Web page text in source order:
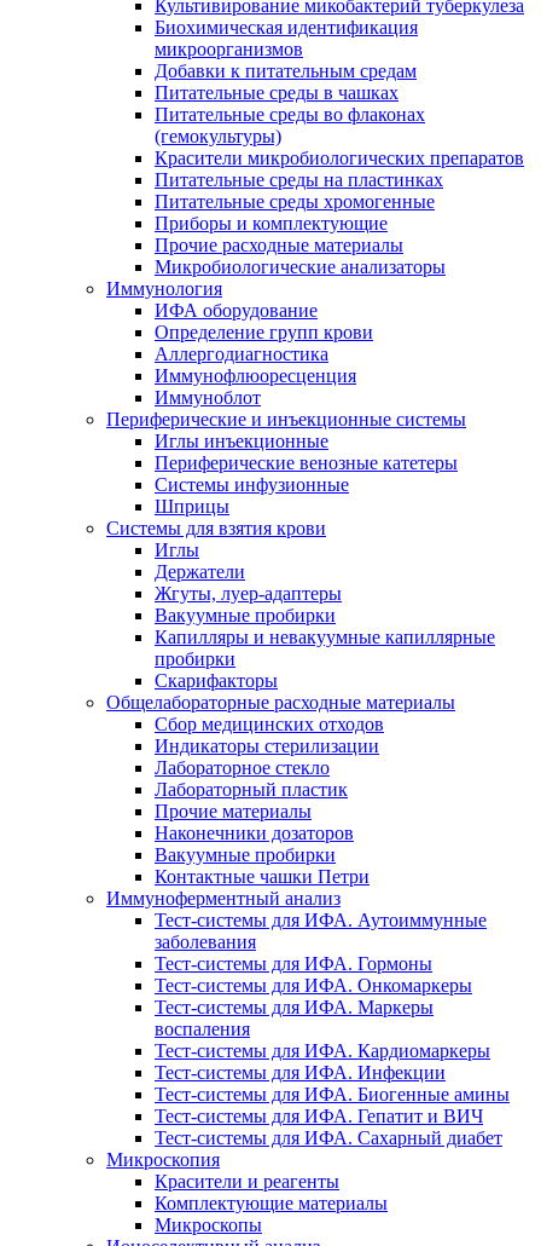
Культивирование микобактерий туберкулеза
Биохимическая идентификация
микроорганизмов
Добавки к питательным средам
Питательные среды в чашках
Питательные среды во флаконах
(гемокультуры)
Красители микробиологических препаратов
Питательные среды на пластинках
Питательные среды хромогенные
Приборы и комплектующие
Прочие расходные материалы
Микробиологические анализаторы
Иммунология
ИФА оборудование
Определение групп крови
Аллергодиагностика
Иммунофлюоресценция
Иммуноблот
Периферические и инъекционные системы
Иглы инъекционные
Периферические венозные катетеры
Системы инфузионные
Шприцы
Системы для взятия крови
Иглы
Держатели
Жгуты, луер-адаптеры
Вакуумные пробирки
Капилляры и невакуумные капиллярные
пробирки
Скарифакторы
Общелабораторные расходные материалы
Сбор медицинских отходов
Индикаторы стерилизации
Лабораторное стекло
Лабораторный пластик
Прочие материалы
Наконечники дозаторов
Вакуумные пробирки
Контактные чашки Петри
Иммуноферментный анализ
Тест-системы для ИФА. Аутоиммунные
заболевания
Тест-системы для ИФА. Гормоны
Тест-системы для ИФА. Онкомаркеры
Тест-системы для ИФА. Маркеры
воспаления
Тест-системы для ИФА. Кардиомаркеры
Тест-системы для ИФА. Инфекции
Тест-системы для ИФА. Биогенные амины
Тест-системы для ИФА. Гепатит и ВИЧ
Тест-системы для ИФА. Сахарный диабет
Микроскопия
Красители и реагенты
Комплектующие материалы
Микроскопы